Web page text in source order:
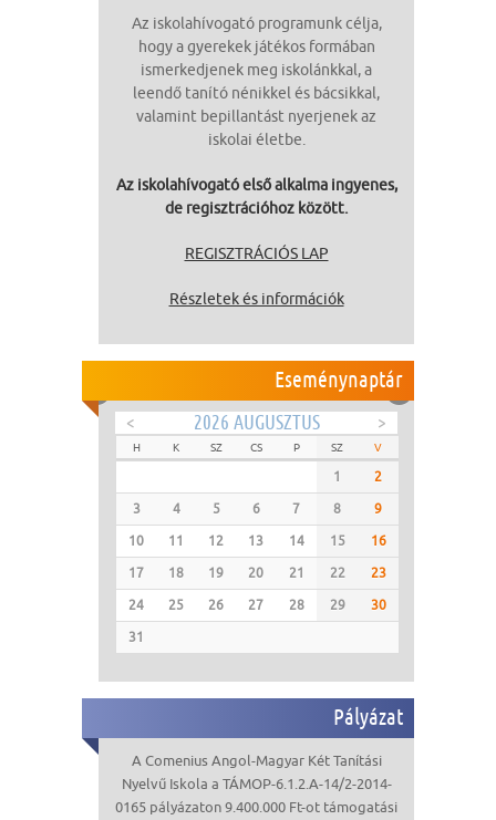
Az iskolahívogató programunk célja,
hogy a gyerekek játékos formában
ismerkedjenek meg iskolánkkal, a
leendő tanító nénikkel és bácsikkal,
valamint bepillantást nyerjenek az
iskolai életbe.
Az iskolahívogató első alkalma ingyenes,
de regisztrációhoz között.
REGISZTRÁCIÓS LAP
Részletek és információk
Eseménynaptár
< 2026 AUGUSZTUS >
H K SZ CS P SZ V
1
2
3
4 5 6 7 8
9
10
11 12 13 14 15
16
17
18 19 20 21 22
23
24
25 26 27 28 29
30
31
Pályázat
A Comenius Angol-Magyar Két Tanítási
Nyelvű Iskola a TÁMOP-6.1.2.A-14/2-2014-
0165 pályázaton 9.400.000 Ft-ot támogatási